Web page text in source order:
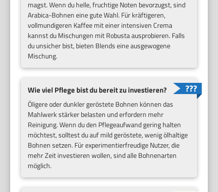
magst. Wenn du helle, fruchtige Noten bevorzugst, sind
Arabica-Bohnen eine gute Wahl. Für kräftigeren,
vollmundigeren Kaffee mit einer intensiven Crema
kannst du Mischungen mit Robusta ausprobieren. Falls
du unsicher bist, bieten Blends eine ausgewogene
Mischung.
Wie viel Pflege bist du bereit zu investieren?
Öligere oder dunkler geröstete Bohnen können das
Mahlwerk stärker belasten und erfordern mehr
Reinigung. Wenn du den Pflegeaufwand gering halten
möchtest, solltest du auf mild geröstete, wenig ölhaltige
Bohnen setzen. Für experimentierfreudige Nutzer, die
mehr Zeit investieren wollen, sind alle Bohnenarten
möglich.